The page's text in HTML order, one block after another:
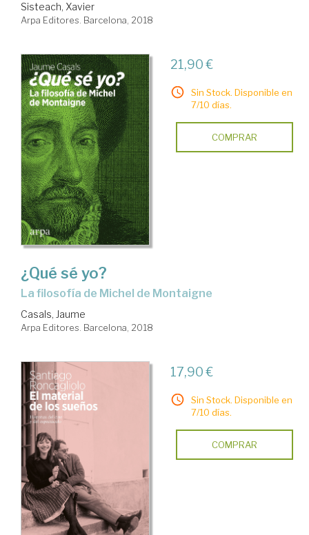
Sisteach, Xavier
Arpa Editores. Barcelona, 2018
21,90 €
Sin Stock. Disponible en
7/10 días.
COMPRAR
¿Qué sé yo?
la filosofía de Michel de Montaigne
Casals, Jaume
Arpa Editores. Barcelona, 2018
17,90 €
Sin Stock. Disponible en
7/10 días.
COMPRAR